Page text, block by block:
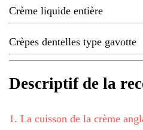
Crème liquide entière
Crèpes dentelles type gavotte
Descriptif de la
1 . La cuisson de la crème